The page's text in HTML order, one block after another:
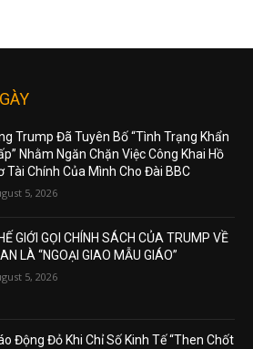
Trump Đã Tuyên Bố “Tình Trạng Khẩn
Nhằm Ngăn Chặn Việc Công Khai Hồ
Tài Chính Của Mình Cho Đài BBC
5, 2026
GIỚI GỌI CHÍNH SÁCH CỦA TRUMP VỀ
LÀ “NGOẠI GIAO MẪU GIÁO”
5, 2026
Động Đỏ Khi Chỉ Số Kinh Tế “Then Chốt